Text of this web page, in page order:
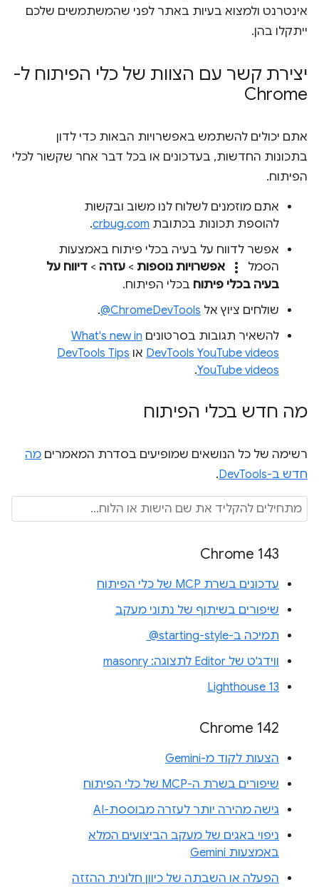
אינטרנט ולמצוא בעיות באתר לפני שהמשתמשים שלכם
ייתקלו בהן.
יצירת קשר עם הצוות של כלי הפיתוח ל-
Chrome
אתם יכולים להשתמש באפשרויות הבאות כדי לדון
בתכונות החדשות, בעדכונים או בכל דבר אחר שקשור לכלי
הפיתוח.
אתם מוזמנים לשלוח לנו משוב ובקשות
להוספת תכונות בכתובת crbug.com
.
אפשר לדווח על בעיה בכלי פיתוח באמצעות
הסמל
more_vert אפשרויות נוספות > עזרה > דיווח על
בעיה בכלי פיתוח בכלי הפיתוח.
שולחים ציוץ אל ‎@ChromeDevTools
.
להשאיר תגובות בסרטונים What's new in
DevTools YouTube videos או DevTools Tips
YouTube videos
.
מה חדש בכלי הפיתוח
רשימה של כל הנושאים שמופיעים בסדרת המאמרים מה
חדש ב-DevTools
.
Chrome 143
עדכונים בשרת MCP של כלי הפיתוח
שיפורים בשיתוף של נתוני מעקב
תמיכה ב-‎ @starting-style
ווידג'ט של Editor לתצוגה: masonry
Lighthouse 13
Chrome 142
הצעות לקוד מ-Gemini
שיפורים בשרת ה-MCP של כלי הפיתוח
גישה מהירה יותר לעזרה מבוססת-AI
ניפוי באגים של מעקב הביצועים המלא
באמצעות Gemini
הפעלה או השבתה של כיוון חלונית ההזזה